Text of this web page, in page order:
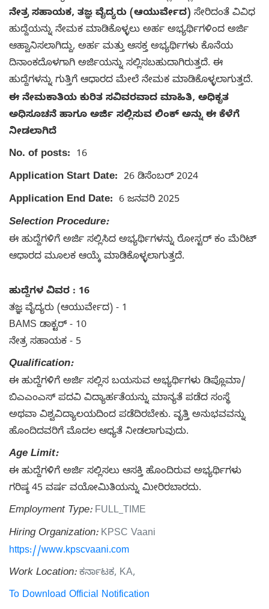
ನೇತ್ರ ಸಹಾಯಕ, ತಜ್ಞ ವೈದ್ಯರು (ಆಯುರ್ವೇದ) ಸೇರಿದಂತೆ ವಿವಿಧ
ಹುದ್ದೆಯನ್ನು ನೇಮಕ ಮಾಡಿಕೊಳ್ಳಲು ಅರ್ಹ ಅಭ್ಯರ್ಥಿಗಳಿಂದ ಅರ್ಜಿ
ಆಹ್ವಾನಿಸಲಾಗಿದ್ದು, ಅರ್ಹ ಮತ್ತು ಆಸಕ್ತ ಅಭ್ಯರ್ಥಿಗಳು ಕೊನೆಯ
ದಿನಾಂಕದೊಳಗಾಗಿ ಅರ್ಜಿಯನ್ನು ಸಲ್ಲಿಸಬಹುದಾಗಿರುತ್ತದೆ. ಈ
ಹುದ್ದೆಗಳನ್ನು ಗುತ್ತಿಗೆ ಆಧಾರದ ಮೇಲೆ ನೇಮಕ ಮಾಡಿಕೊಳ್ಳಲಾಗುತ್ತದೆ.
ಈ ನೇಮಕಾತಿಯ ಕುರಿತ ಸವಿವರವಾದ ಮಾಹಿತಿ, ಅಧಿಕೃತ
ಅಧಿಸೂಚನೆ ಹಾಗೂ ಅರ್ಜಿ ಸಲ್ಲಿಸುವ ಲಿಂಕ್ ಅನ್ನು ಈ ಕೆಳೆಗೆ
ನೀಡಲಾಗಿದೆ
No. of posts: 16
Application Start Date: 26 ಡಿಸೆಂಬರ್ 2024
Application End Date: 6 ಜನವರಿ 2025
Selection Procedure:
ಈ ಹುದ್ದೆಗಳಿಗೆ ಅರ್ಜಿ ಸಲ್ಲಿಸಿದ ಅಭ್ಯರ್ಥಿಗಳನ್ನು ರೋಸ್ಟರ್ ಕಂ ಮೆರಿಟ್
ಆಧಾರದ ಮೂಲಕ ಆಯ್ಕೆ ಮಾಡಿಕೊಳ್ಳಲಾಗುತ್ತದೆ.
ಹುದ್ದೆಗಳ ವಿವರ : 16
ತಜ್ಞ ವೈದ್ಯರು (ಆಯುರ್ವೇದ) - 1
BAMS ಡಾಕ್ಟರ್ - 10
ನೇತ್ರ ಸಹಾಯಕ - 5
Qualification:
ಈ ಹುದ್ದೆಗಳಿಗೆ ಅರ್ಜಿ ಸಲ್ಲಿಸ ಬಯಸುವ ಅಭ್ಯರ್ಥಿಗಳು ಡಿಪ್ಲೊಮಾ/
ಬಿಎಎಂಎಸ್ ಪದವಿ ವಿದ್ಯಾರ್ಹತೆಯನ್ನು ಮಾನ್ಯತೆ ಪಡೆದ ಸಂಸ್ಥೆ
ಅಥವಾ ವಿಶ್ವವಿದ್ಯಾಲಯದಿಂದ ಪಡೆದಿರಬೇಕು. ವೃತ್ತಿ ಅನುಭವವನ್ನು
ಹೊಂದಿದವರಿಗೆ ಮೊದಲ ಆಧ್ಯತೆ ನೀಡಲಾಗುವುದು.
Age Limit:
ಈ ಹುದ್ದೆಗಳಿಗೆ ಅರ್ಜಿ ಸಲ್ಲಿಸಲು ಆಸಕ್ತಿ ಹೊಂದಿರುವ ಅಭ್ಯರ್ಥಿಗಳು
ಗರಿಷ್ಠ 45 ವರ್ಷ ವಯೋಮಿತಿಯನ್ನು ಮೀರಿರಬಾರದು.
Employment Type: FULL_TIME
Hiring Organization: KPSC Vaani
https://www.kpscvaani.com
Work Location: ಕರ್ನಾಟಕ, KA,
To Download Official Notification